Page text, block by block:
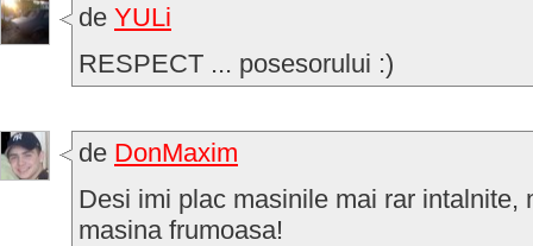
de YULi
RESPECT ... posesorului :)
de DonMaxim
Desi imi plac masinile mai rar intalnite,
masina frumoasa!